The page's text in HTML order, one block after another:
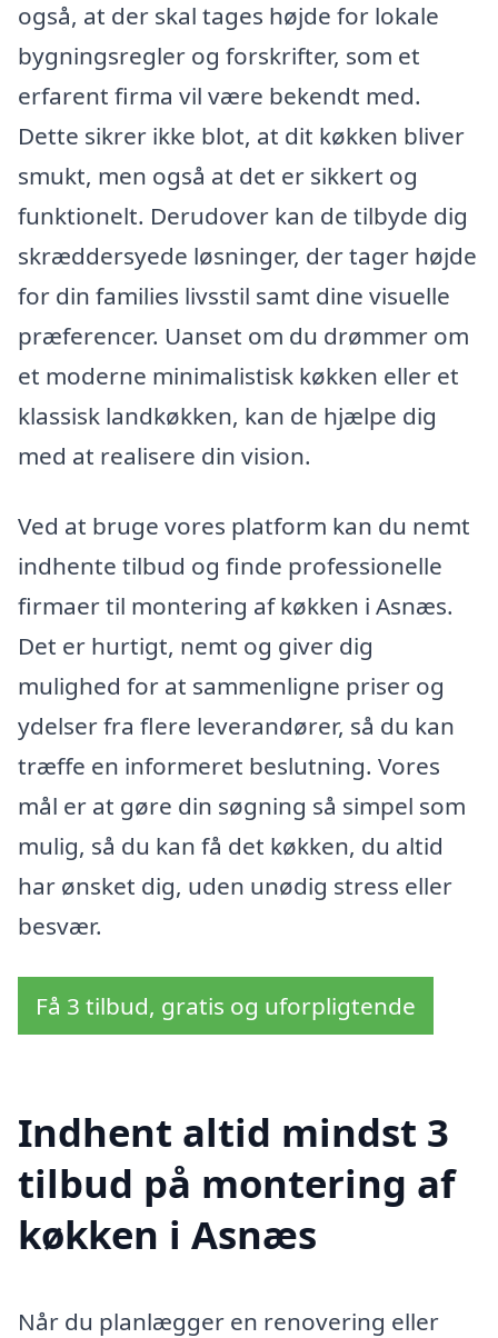
også, at der skal tages højde for lokale
bygningsregler og forskrifter, som et
erfarent firma vil være bekendt med.
Dette sikrer ikke blot, at dit køkken bliver
smukt, men også at det er sikkert og
funktionelt. Derudover kan de tilbyde dig
skræddersyede løsninger, der tager højde
for din families livsstil samt dine visuelle
præferencer. Uanset om du drømmer om
et moderne minimalistisk køkken eller et
klassisk landkøkken, kan de hjælpe dig
med at realisere din vision.
Ved at bruge vores platform kan du nemt
indhente tilbud og finde professionelle
firmaer til montering af køkken i Asnæs.
Det er hurtigt, nemt og giver dig
mulighed for at sammenligne priser og
ydelser fra flere leverandører, så du kan
træffe en informeret beslutning. Vores
mål er at gøre din søgning så simpel som
mulig, så du kan få det køkken, du altid
har ønsket dig, uden unødig stress eller
besvær.
Få 3 tilbud, gratis og uforpligtende
Indhent altid mindst 3
tilbud på montering af
køkken i Asnæs
Når du planlægger en renovering eller